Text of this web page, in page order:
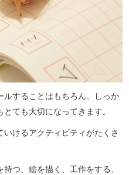
することはもちろん、しっか
ても大切になってきます。
けるアクティビティがたくさ
つ、絵を描く、工作をする、